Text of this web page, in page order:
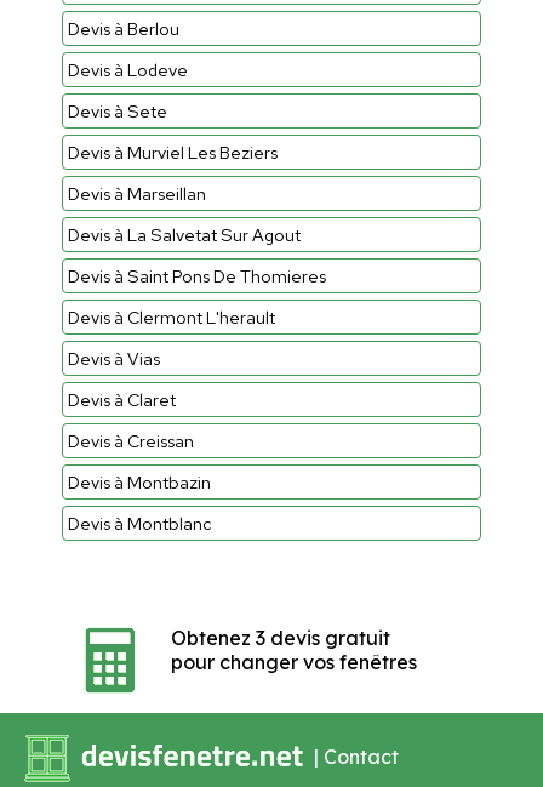
Devis à Berlou
Devis à Lodeve
Devis à Sete
Devis à Murviel Les Beziers
Devis à Marseillan
Devis à La Salvetat Sur Agout
Devis à Saint Pons De Thomieres
Devis à Clermont L'herault
Devis à Vias
Devis à Claret
Devis à Creissan
Devis à Montbazin
Devis à Montblanc
Obtenez 3 devis gratuit
pour changer vos fenêtres
| Contact